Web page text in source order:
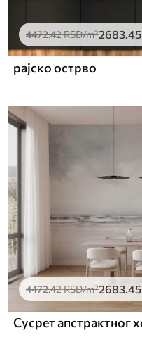
4472.42RSD/m²2683.45
рајско острво
4472.42RSD/m²2683.45